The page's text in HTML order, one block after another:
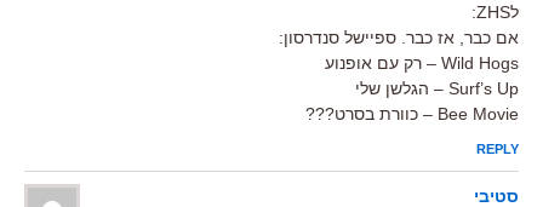
לZHS:
אם כבר, אז כבר. ספיישל סנדרסון:
Wild Hogs – רק עם אופנוע
Surf’s Up – הגלשן שלי
Bee Movie – כוורת בסרט???
REPLY
סטיבי